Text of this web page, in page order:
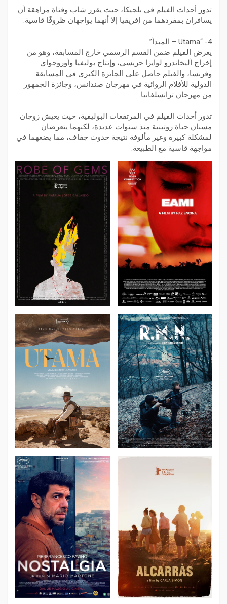
تدور أحداث الفيلم في بلجيكا، حيث يقرر شاب وفتاة مراهقة أن
يسافران بمفردهما من إفريقيا إلا أنهما يواجهان ظروفًا قاسية.
4- “Utama – المبدأ”
يعرض الفيلم ضمن القسم الرسمي خارج المسابقة، وهو من
إخراج أليخاندرو لوايزا جريسي، وإنتاج بوليفيا وأوروجواي
وفرنسا، والفيلم حاصل على الجائزة الكبرى في المسابقة
الدولية للأفلام الروائية في مهرجان صندانس، وجائزة الجمهور
من مهرجان ترانسلفانيا.
تدور أحداث الفيلم في المرتفعات البوليفية، حيث يعيش زوجان
مسنان حياة روتينية منذ سنوات عديدة، لكنهما يتعرضان
لمشكلة كبيرة وغير مألوفة نتيجة حدوث جفاف، مما يضعهما في
مواجهة قاسية مع الطبيعة.